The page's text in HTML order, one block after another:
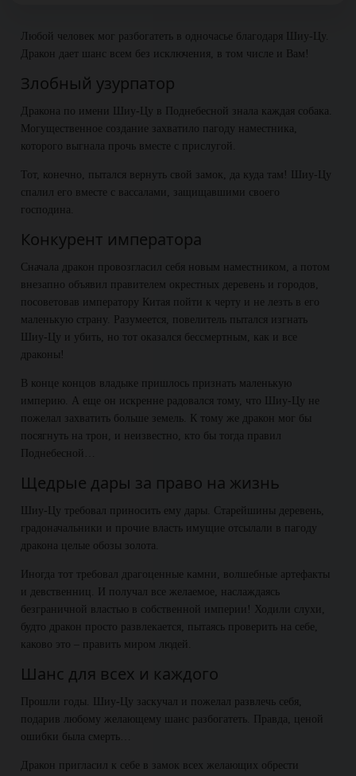
Любой человек мог разбогатеть в одночасье благодаря Шиу-Цу.
Дракон дает шанс всем без исключения, в том числе и Вам!
Злобный узурпатор
Дракона по имени Шиу-Цу в Поднебесной знала каждая собака.
Могущественное создание захватило пагоду наместника,
которого выгнала прочь вместе с прислугой.
Тот, конечно, пытался вернуть свой замок, да куда там! Шиу-Цу
спалил его вместе с вассалами, защищавшими своего
господина.
Конкурент императора
Сначала дракон провозгласил себя новым наместником, а потом
внезапно объявил правителем окрестных деревень и городов,
посоветовав императору Китая пойти к черту и не лезть в его
маленькую страну. Разумеется, повелитель пытался изгнать
Шиу-Цу и убить, но тот оказался бессмертным, как и все
драконы!
В конце концов владыке пришлось признать маленькую
империю. А еще он искренне радовался тому, что Шиу-Цу не
пожелал захватить больше земель. К тому же дракон мог бы
посягнуть на трон, и неизвестно, кто бы тогда правил
Поднебесной…
Щедрые дары за право на жизнь
Шиу-Цу требовал приносить ему дары. Старейшины деревень,
градоначальники и прочие власть имущие отсылали в пагоду
дракона целые обозы золота.
Иногда тот требовал драгоценные камни, волшебные артефакты
и девственниц. И получал все желаемое, наслаждаясь
безграничной властью в собственной империи! Ходили слухи,
будто дракон просто развлекается, пытаясь проверить на себе,
каково это – править миром людей.
Шанс для всех и каждого
Прошли годы. Шиу-Цу заскучал и пожелал развлечь себя,
подарив любому желающему шанс разбогатеть. Правда, ценой
ошибки была смерть…
Дракон пригласил к себе в замок всех желающих обрести